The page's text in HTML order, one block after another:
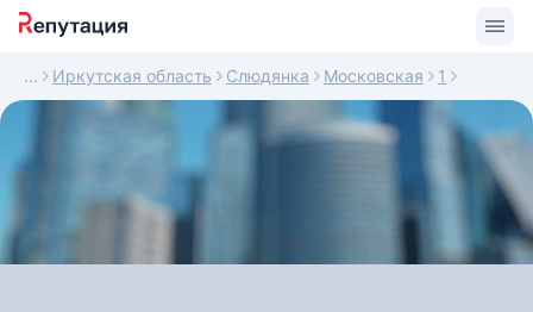
Иркутская область Слюдянка Московская 1